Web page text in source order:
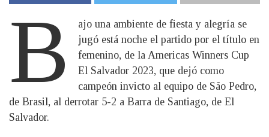
B
ajo una ambiente de fiesta y alegría se
jugó está noche el partido por el título en
femenino, de la Americas Winners Cup
El Salvador 2023, que dejó como
campeón invicto al equipo de São Pedro,
de Brasil, al derrotar 5-2 a Barra de Santiago, de El
Salvador.